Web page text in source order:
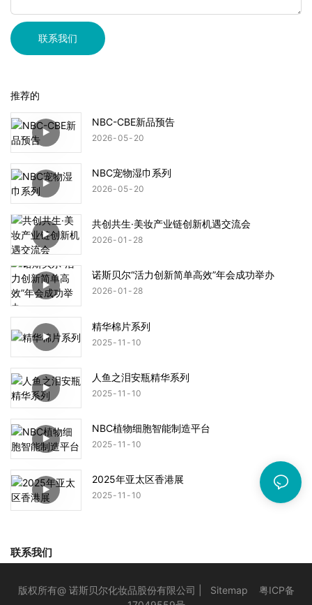
联系我们
推荐的
NBC-CBE新品预告
2026 05 20
NBC宠物湿巾系列
2026 05 20
共创共生·美妆产业链创新机遇交流会
2026 01 28
诺斯贝尔“活力创新简单高效”年会成功举办
2026 01 28
精华棉片系列
2025 11 10
人鱼之泪安瓶精华系列
2025 11 10
NBC植物细胞智能制造平台
2025 11 10
2025年亚太区香港展
2025 11 10
联系我们
版权所有@ 诺斯贝尔化妆品股份有限公司 | Sitemap
粤ICP备